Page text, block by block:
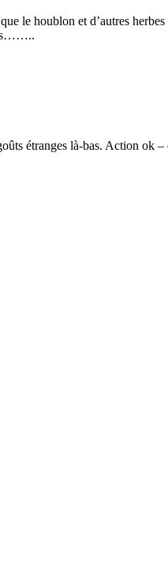
le houblon et d’autres
étranges là-bas. Action ok